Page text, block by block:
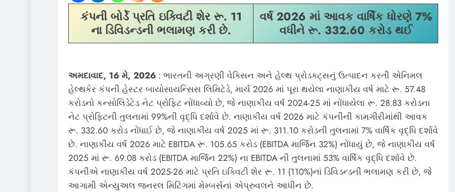
કંપની બોર્ડે પ્રતિ ઇક્વિટી શેર રૂ. 11
ના ડિવિડન્ડની ભલામણ કરી છે.
વર્ષ 2026 માં આવક વાર્ષિક ધોરણે 7%
વધીને રૂ. 332.60 કરોડ થઈ
અમદાવાદ, 16 મે, 2026 : ભારતની અગ્રણી વેક્સિન અને હેલ્થ પ્રોડક્ટ્સનું ઉત્પાદન કરતી એનિમલ
હેલ્થકેર કંપની હેસ્ટર બાયોસાયન્સિસ લિમિટેડે, માર્ચ 2026 માં પૂરા થયેલા નાણાકીય વર્ષ માટે રૂ. 57.48
કરોડનો કન્સોલિડેટેડ નેટ પ્રોફિટ નોંધાવ્યો છે, જે નાણાકીય વર્ષ 2024-25 માં નોંધાયેલા રૂ. 28.83 કરોડના
નેટ પ્રોફિટની તુલનામાં 99%ની વૃદ્ધિ દર્શાવે છે. નાણાકીય વર્ષ 2026 માટે કંપનીની કામગીરીમાંથી આવક
રૂ. 332.60 કરોડ નોંધાઈ છે, જે નાણાકીય વર્ષ 2025 માં રૂ. 311.10 કરોડની તુલનામાં 7% વાર્ષિક વૃદ્ધિ દર્શાવે
છે. નાણાકીય વર્ષ 2026 માટે EBITDA રૂ. 105.65 કરોડ (EBITDA માર્જિન 32%) નોંધાયું છે, જે નાણાકીય વર્ષ
2025 માં રૂ. 69.08 કરોડ (EBITDA માર્જિન 22%) ના EBITDA ની તુલનામાં 53% વાર્ષિક વૃદ્ધિ દર્શાવે છે.
કંપનીએ નાણાકીય વર્ષ 2025-26 માટે પ્રતિ ઇક્વિટી શેર રૂ. 11 (110%)નાં ડિવિડન્ડની ભલામણ કરી છે, જે
આગામી એન્યુઅલ જનરલ મિટિંગમાં મેમ્બર્સનાં એપ્રુવલને આધીન છે.